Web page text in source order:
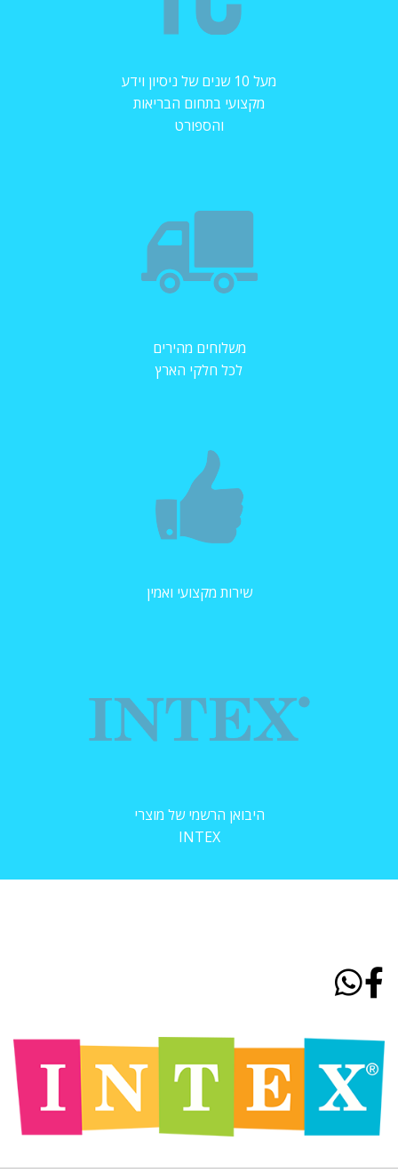
מעל 10 שנים של ניסיון וידע
מקצועי בתחום הבריאות
והספורט
משלוחים מהירים
לכל חלקי הארץ
שירות מקצועי ואמין
היבואן הרשמי של מוצרי
INTEX